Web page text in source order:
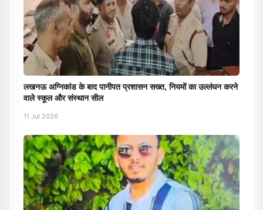
लखनऊ अग्निकांड के बाद पानीपत प्रशासन सख्त, नियमों का उल्लंघन करने
वाले स्कूल और संस्थान सील
11 Jul 2026